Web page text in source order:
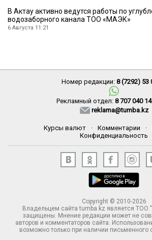
В Актау активно ведутся работы по
водозаборного канала ТОО «МАЭК»
6 Августа 11:21
Номер редакции: 8 (7292) 53
Рекламный отдел: 8 707 040
reklama@tumba.kz
Курсы валют · Комментарии ·
Конфиденциальность
Copyright © 2010-2026
Владельцем сайта tumba.kz является ТОО
защищены. Мнение редакции может не
авторов и комментаторов сайта.
возможно только при наличии письменного